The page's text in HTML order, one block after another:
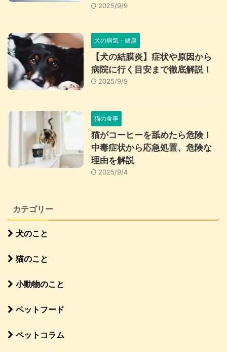
2025/9/9
犬の病気・健康
【犬の結膜炎】症状や原因から
病院に行く目安まで徹底解説！
2025/9/9
猫の食事
猫がコーヒーを舐めたら危険！
中毒症状から応急処置、危険な
理由を解説
2025/9/4
カテゴリー
犬のこと
猫のこと
小動物のこと
ペットフード
ペットコラム